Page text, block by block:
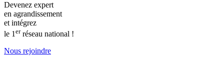
Devenez expert
en agrandissement
et intégrez
le 1 erréseau national !
Nous rejoindre